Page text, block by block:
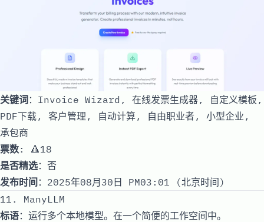
关键词：Invoice Wizard, 在线发票生成器, 自定义模板,
PDF下载, 客户管理, 自动计算, 自由职业者, 小型企业,
承包商
票数: 🔺18
是否精选：否
发布时间 ：2025年08月30日 PM03:01 (北京时间)
11. ManyLLM
标语：运行多个本地模型。在一个简便的工作空间中。